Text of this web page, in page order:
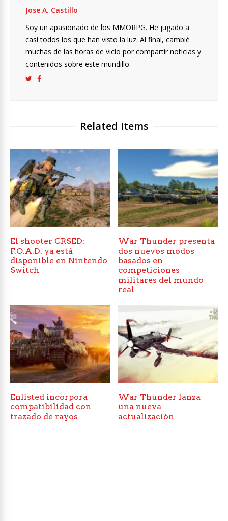
Jose A. Castillo
Soy un apasionado de los MMORPG. He jugado a
casi todos los que han visto la luz. Al final, cambié
muchas de las horas de vicio por compartir noticias y
contenidos sobre este mundillo.
Related Items
El shooter CRSED:
F.O.A.D. ya está
disponible en Nintendo
Switch
War Thunder presenta
dos nuevos modos
basados en
competiciones
militares del mundo
real
Enlisted incorpora
compatibilidad con
trazado de rayos
War Thunder lanza
una nueva
actualización